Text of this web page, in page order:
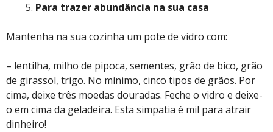
Para trazer abundância na sua casa
Mantenha na sua cozinha um pote de vidro com:
– lentilha, milho de pipoca, sementes, grão de bico, grão
de girassol, trigo. No mínimo, cinco tipos de grãos. Por
cima, deixe três moedas douradas. Feche o vidro e deixe-
o em cima da geladeira. Esta simpatia é mil para atrair
dinheiro!